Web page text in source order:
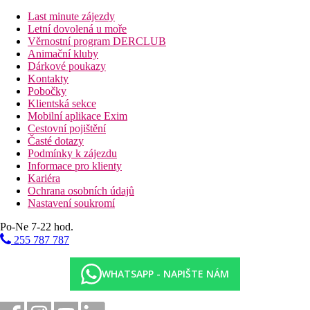
hlavní restaurace
bar
snack bar
bar u bazénu
obchod se suvenýry
Wi-Fi na recepci (zdarma)
kadeřnictví
2 bazény (lehátka a slunečníky zdarma, osušky oproti
kauci)
vnitřní bazén
amfiteater
dětský bazén
miniclub
dětské hřiště
diskotéka (poplatek)
tobogán
Popis pláže
lehátka a slunečníky zdarma, osušky oproti kauci
Sportovní aktivity zdarma
animační programy
Last minute zájezdy
Letní dovolená u moře
Věrnostní program DERCLUB
Animační kluby
Dárkové poukazy
Kontakty
Pobočky
Klientská sekce
Mobilní aplikace Exim
Cestovní pojištění
Časté dotazy
Podmínky k zájezdu
Informace pro klienty
Kariéra
Ochrana osobních údajů
Nastavení soukromí
Po-Ne 7-22 hod.
255 787 787
WHATSAPP - NAPIŠTE NÁM